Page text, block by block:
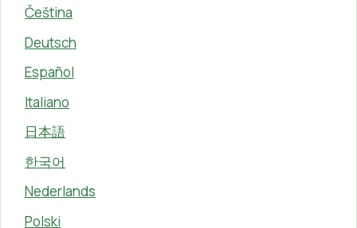
Čeština
Deutsch
Español
Italiano
日本語
한국어
Nederlands
Polski